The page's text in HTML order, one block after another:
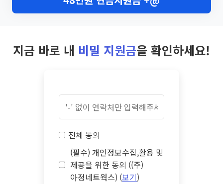
지금 바로 내 비밀 지원금을 확인하세요!
전체 동의
(필수) 개인정보수집,활용 및
제공을 위한 동의 ((주)
아정네트웍스) (보기)